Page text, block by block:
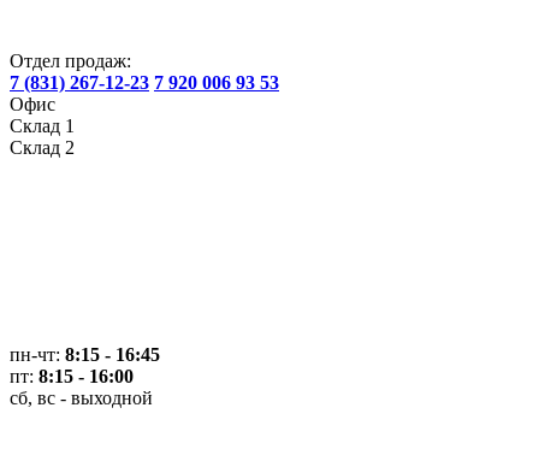
Отдел продаж:
7 (831) 267-12-23 7 920 006 93 53
Офис
Склад 1
Склад 2
пн-чт: 8:15 - 16:45
пт: 8:15 - 16:00
сб, вс - выходной